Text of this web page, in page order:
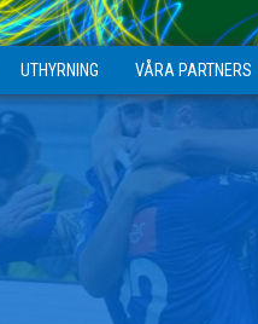
UTHYRNING VÅRA PARTNERS